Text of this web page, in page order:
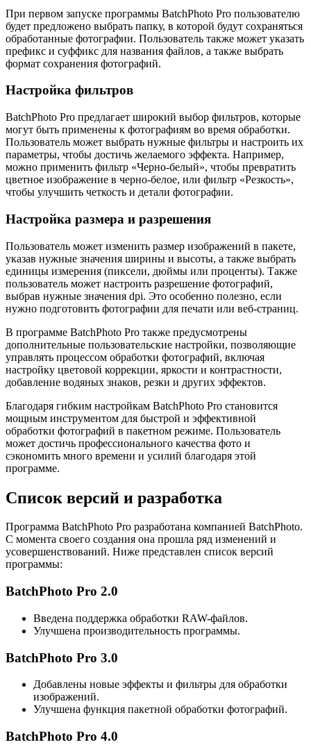
При первом запуске программы BatchPhoto Pro пользователю
будет предложено выбрать папку, в которой будут сохраняться
обработанные фотографии. Пользователь также может указать
префикс и суффикс для названия файлов, а также выбрать
формат сохранения фотографий.
Настройка фильтров
BatchPhoto Pro предлагает широкий выбор фильтров, которые
могут быть применены к фотографиям во время обработки.
Пользователь может выбрать нужные фильтры и настроить их
параметры, чтобы достичь желаемого эффекта. Например,
можно применить фильтр «Черно-белый», чтобы превратить
цветное изображение в черно-белое, или фильтр «Резкость»,
чтобы улучшить четкость и детали фотографии.
Настройка размера и разрешения
Пользователь может изменить размер изображений в пакете,
указав нужные значения ширины и высоты, а также выбрать
единицы измерения (пиксели, дюймы или проценты). Также
пользователь может настроить разрешение фотографий,
выбрав нужные значения dpi. Это особенно полезно, если
нужно подготовить фотографии для печати или веб-страниц.
В программе BatchPhoto Pro также предусмотрены
дополнительные пользовательские настройки, позволяющие
управлять процессом обработки фотографий, включая
настройку цветовой коррекции, яркости и контрастности,
добавление водяных знаков, резки и других эффектов.
Благодаря гибким настройкам BatchPhoto Pro становится
мощным инструментом для быстрой и эффективной
обработки фотографий в пакетном режиме. Пользователь
может достичь профессионального качества фото и
сэкономить много времени и усилий благодаря этой
программе.
Список версий и разработка
Программа BatchPhoto Pro разработана компанией BatchPhoto.
С момента своего создания она прошла ряд изменений и
усовершенствований. Ниже представлен список версий
программы:
BatchPhoto Pro 2.0
Введена поддержка обработки RAW-файлов.
Улучшена производительность программы.
BatchPhoto Pro 3.0
Добавлены новые эффекты и фильтры для обработки
изображений.
Улучшена функция пакетной обработки фотографий.
BatchPhoto Pro 4.0